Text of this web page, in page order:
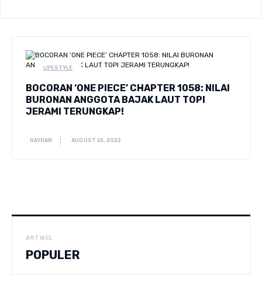
LIFESTYLE
BOCORAN ‘ONE PIECE’ CHAPTER 1058: NILAI
BURONAN ANGGOTA BAJAK LAUT TOPI
JERAMI TERUNGKAP!
RAYHAN AUGUST 25, 2022
ARTIKEL
POPULER